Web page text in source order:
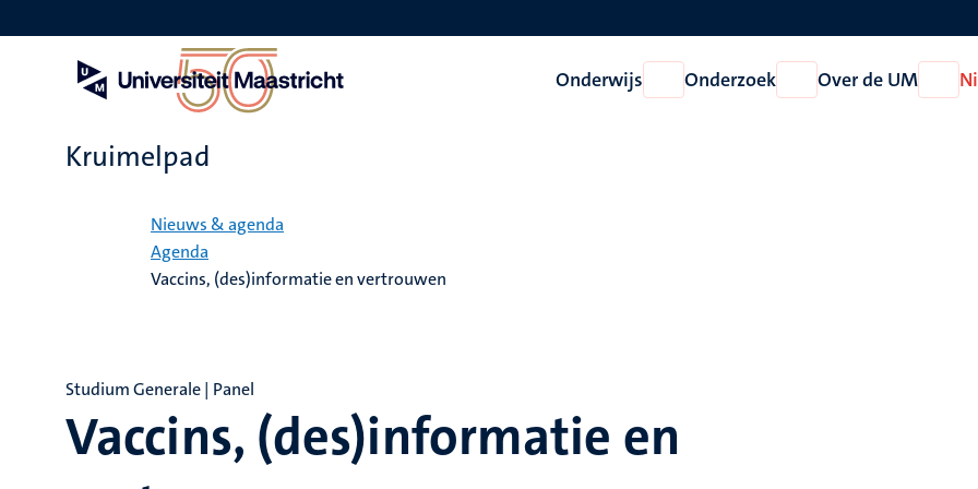
en
Onderwijs
Open
Onderwijs
Onderzoek
Open
Onderzoek
Over de UM
Open
Over
Kruimelpad
Nieuws & agenda
Agenda
Vaccins, (des)informatie en vertrouwen
Vaccins, (des)informatie en
Studium Generale | Panel